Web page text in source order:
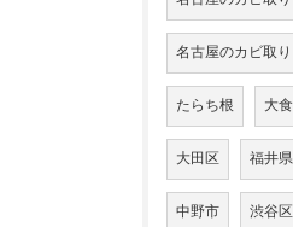
名古屋のカビ取
たらち根 大
大田区 福井県
中野市 渋谷区